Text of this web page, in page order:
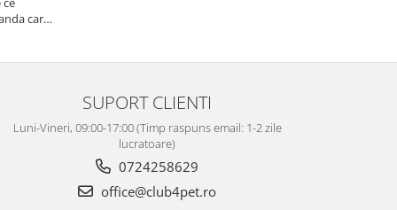
care
SUPORT CLIENTI
Luni-Vineri, 09:00-17:00 (Timp raspuns email: 1-2 zile
lucratoare)
0724258629
office@club4pet.ro